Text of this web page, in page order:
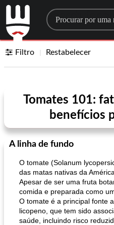
Search for a
Filtro Restabelecer
Tomates 101:
benefícios
A linha de fundo
O tomate (Solanum
das matas nativas da
Apesar de ser uma fruta
comida e preparada como
O tomate é a principal fonte
licopeno, que tem sido
saúde, incluindo risco